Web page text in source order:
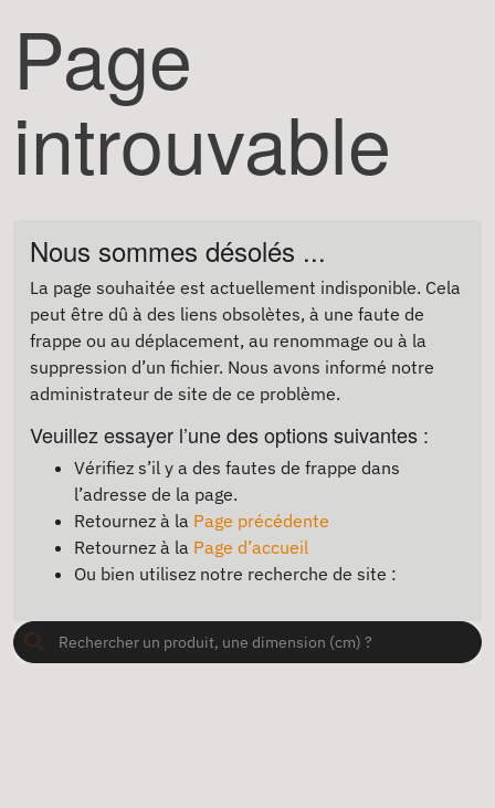
Page
introuvable
Nous sommes désolés ...
La page souhaitée est actuellement indisponible. Cela
peut être dû à des liens obsolètes, à une faute de
frappe ou au déplacement, au renommage ou à la
suppression d’un fichier. Nous avons informé notre
administrateur de site de ce problème.
Veuillez essayer l’une des options suivantes :
Vérifiez s’il y a des fautes de frappe dans
l’adresse de la page.
Retournez à la Page précédente
Retournez à la Page d’accueil
Ou bien utilisez notre recherche de site :